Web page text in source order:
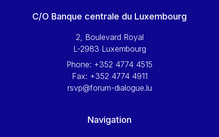
Wolfgang Ketterle
Yossi Beillin
Yves FRANCHET
C/O Banque centrale du Luxembourg
2, Boulevard Royal
L-2983 Luxembourg
Phone: +352 4774 4515
Fax: +352 4774 4911
rsvp@forum-dialogue.lu
Navigation